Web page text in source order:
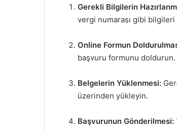
Gerekli Bilgilerin
vergi numarası gibi bilgileri
Online Formun
başvuru formunu
Belgelerin Yüklenmesi:
üzerinden yükleyin.
Başvurunun Gönderilmesi: